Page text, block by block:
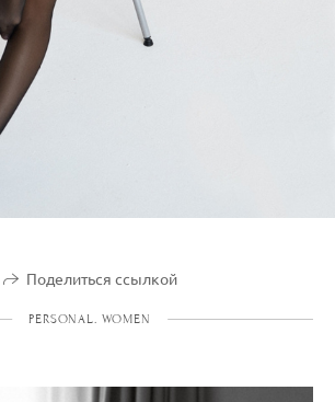
Поделиться ссылкой
PERSONAL. WOMEN